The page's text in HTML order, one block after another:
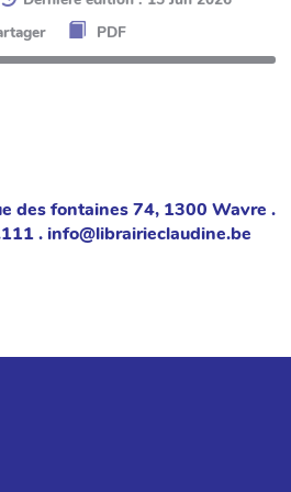
PDF
des fontaines 74, 1300 Wavre .
. info@librairieclaudine.be